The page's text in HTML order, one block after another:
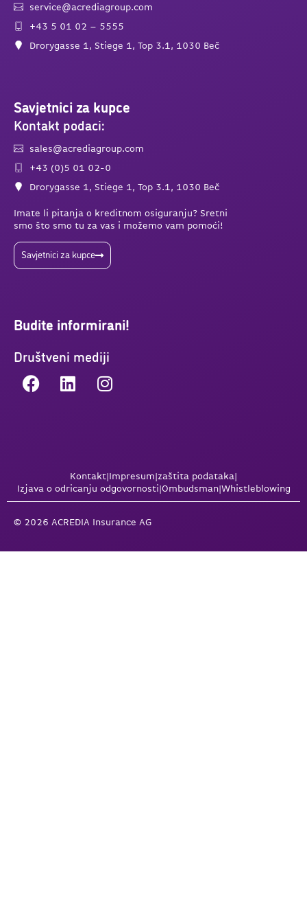
service@acrediagroup.com
+43 5 01 02 – 5555
Drorygasse 1, Stiege 1, Top 3.1, 1030 Beč
Savjetnici za kupce
Kontakt podaci:
sales@acrediagroup.com
+43 (0)5 01 02-0
Drorygasse 1, Stiege 1, Top 3.1, 1030 Beč
Imate li pitanja o kreditnom osiguranju? Sretni
smo što smo tu za vas i možemo vam pomoći!
Savjetnici za kupce
Budite informirani!
Društveni mediji
Kontakt|Impresum|zaštita podataka|
Izjava o odricanju odgovornosti|Ombudsman|Whistleblowing
© 2026 ACREDIA Insurance AG